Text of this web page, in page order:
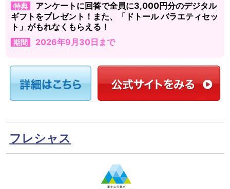
特典
アンケートに回答で全員に3,000円分のデジタル
ギフトをプレゼント！また、「ドトール バラエティセッ
ト」がもれなくもらえる！
期間 2026年9月30日まで
フレシャス